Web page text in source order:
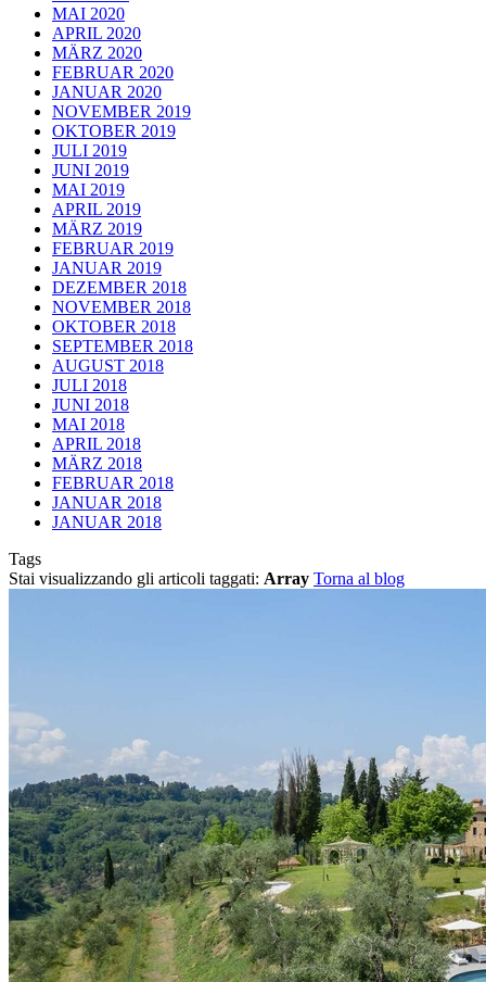
MAI 2020
APRIL 2020
MÄRZ 2020
FEBRUAR 2020
JANUAR 2020
NOVEMBER 2019
OKTOBER 2019
JULI 2019
JUNI 2019
MAI 2019
APRIL 2019
MÄRZ 2019
FEBRUAR 2019
JANUAR 2019
DEZEMBER 2018
NOVEMBER 2018
OKTOBER 2018
SEPTEMBER 2018
AUGUST 2018
JULI 2018
JUNI 2018
MAI 2018
APRIL 2018
MÄRZ 2018
FEBRUAR 2018
JANUAR 2018
JANUAR 2018
Tags
Stai visualizzando gli articoli taggati: Array Torna al blog